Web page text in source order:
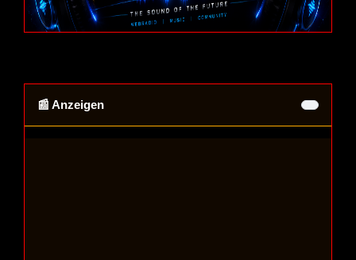
📰 Anzeigen